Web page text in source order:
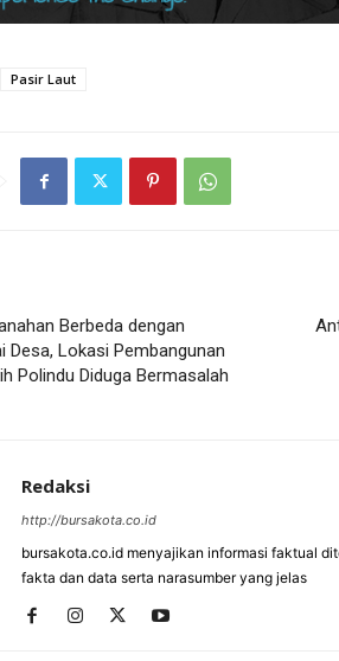
Pasir Laut
Berbeda dengan
Desa, Lokasi Pembangunan
Polindu Diduga Bermasalah
Redaksi
http://bursakota.co.id
bursakota.co.id menyajikan informasi faktual
fakta dan data serta narasumber yang jelas